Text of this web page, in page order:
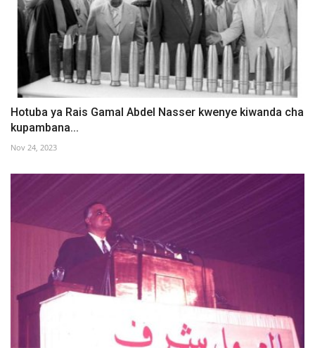
Hotuba ya Rais Gamal Abdel Nasser kwenye kiwanda cha
kupambana...
Nov 24, 2023